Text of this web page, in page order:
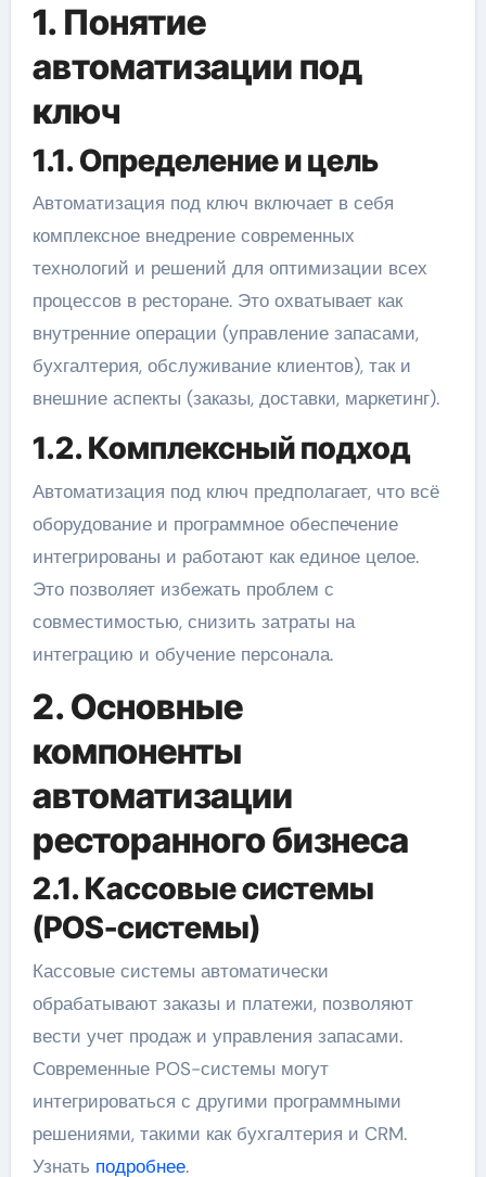
1. Понятие
автоматизации под
ключ
1.1. Определение и цель
Автоматизация под ключ включает в себя
комплексное внедрение современных
технологий и решений для оптимизации всех
процессов в ресторане. Это охватывает как
внутренние операции (управление запасами,
бухгалтерия, обслуживание клиентов), так и
внешние аспекты (заказы, доставки, маркетинг).
1.2. Комплексный подход
Автоматизация под ключ предполагает, что всё
оборудование и программное обеспечение
интегрированы и работают как единое целое.
Это позволяет избежать проблем с
совместимостью, снизить затраты на
интеграцию и обучение персонала.
2. Основные
компоненты
автоматизации
ресторанного бизнеса
2.1. Кассовые системы
(POS-системы)
Кассовые системы автоматически
обрабатывают заказы и платежи, позволяют
вести учет продаж и управления запасами.
Современные POS-системы могут
интегрироваться с другими программными
решениями, такими как бухгалтерия и CRM.
Узнать подробнее.